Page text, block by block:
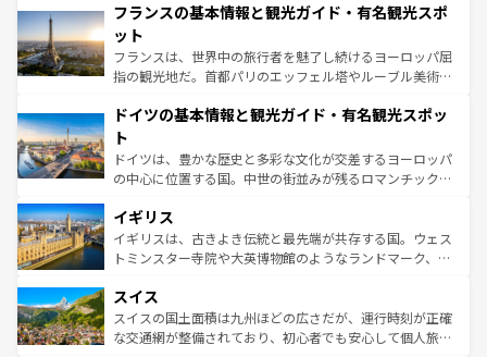
ませてくれるイタリアで、忘れられない旅をしてみよう！
なお、新着のイタリア情報は
しい。
文化が根付くこの国では、情熱的なフラメンコ、熱気あふ
れる闘牛、そして美味しいタパスが生活の一部となってい
る。首都マドリードの洗練された雰囲気や、バルセロナの
アートに溢れた街角から、地方では古代ローマ遺跡や中世
せる。地方によって風土や気候が異なるスペインはその個
ンテンツ一覧 を参照してほしい。
フランスの基本情報と観光ガイド・有名観光スポ
ット
フランスは、世界中の旅行者を魅了し続けるヨーロッパ屈
指の観光地だ。首都パリのエッフェル塔やルーブル美術館
で、幅広い魅力が詰まっている。華麗な宮殿、歴史的な大
聖堂、美しいビーチ、そして豊かな自然が、訪れる者を心
から魅了する。また、フランスは美食の国としても知ら
れ、フランス料理はユネスコ無形文化遺産にも登録されて
香り高いラベンダー畑など、多彩な楽しみ方が可能だ。さ
らに、パリ以外の地域にも魅力が溢れており、どの街角に
も豊かな歴史と文化が息づいている。パリ以外の個性あふ
を参照してほしい。
ドイツの基本情報と観光ガイド・有名観光スポッ
ト
ドイツは、豊かな歴史と多彩な文化が交差するヨーロッパ
の中心に位置する国。中世の街並みが残るロマンチック街
顔を持つこの国は、どこを歩いても飽きることがない。ベ
ルリンの文化的活気、バイエルン州のアルプスの絶景、そ
してライン川沿いのワイン畑といった風景は必見。ビール
は、お酒好きな人にはぜひ体験してほしい。 なお、新着の
ドイツ情報はコンテンツ一覧を参照してほしい。
イギリス
イギリスは、古きよき伝統と最先端が共存する国。ウェス
トミンスター寺院や大英博物館のようなランドマーク、歴
リアごとに異なる魅力がある。また、優雅なアフタヌーン
ティー、ビール好きにはたまらない英国パブ、サッカー観
戦など、本場だからこそできる体験も豊富。イギリスを旅
スイス
スイスの国土面積は九州ほどの広さだが、運行時刻が正確
な交通網が整備されており、初心者でも安心して個人旅行